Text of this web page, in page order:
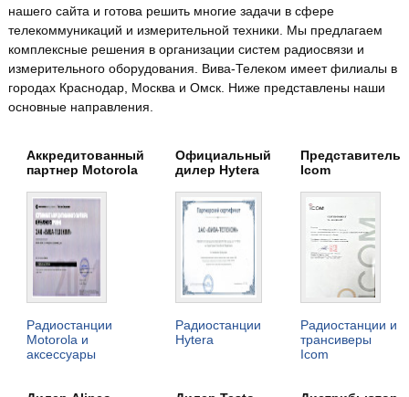
нашего сайта и готова решить многие задачи в сфере
телекоммуникаций и измерительной техники. Мы предлагаем
комплексные решения в организации систем радиосвязи и
измерительного оборудования. Вива-Телеком имеет филиалы в
городах Краснодар, Москва и Омск. Ниже представлены наши
основные направления.
Аккредитованный
партнер Motorola
Радиостанции
Motorola и
аксессуары
Официальный
дилер Hytera
Радиостанции
Hytera
Представитель
Icom
Радиостанции и
трансиверы
Icom